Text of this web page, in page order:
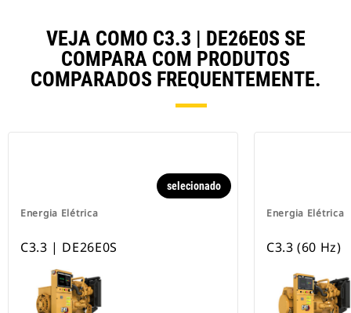
VEJA COMO C3.3 | DE26E0S SE
COMPARA COM PRODUTOS
COMPARADOS FREQUENTEMENTE.
Energia Elétrica
selecionado
C3.3 | DE26E0S
Energia Elétrica
C3.3 (60 Hz)